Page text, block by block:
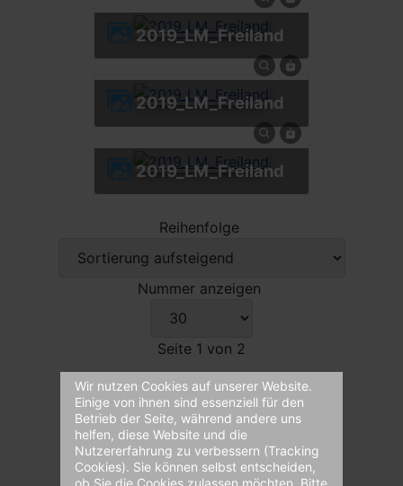
2019_LM_Freiland
2019_LM_Freiland
2019_LM_Freiland
Reihenfolge
Nummer anzeigen
Seite 1 von 2
1 2
Wir nutzen Cookies auf unserer Website.
Einige von ihnen sind essenziell für den
Betrieb der Seite, während andere uns
helfen, diese Website und die
Nutzererfahrung zu verbessern (Tracking
Cookies). Sie können selbst entscheiden,
ob Sie die Cookies zulassen möchten. Bitte